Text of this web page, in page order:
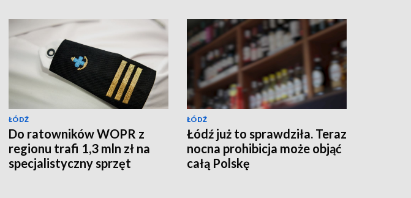
ŁÓDŹ
Do ratowników WOPR z
regionu trafi 1,3 mln zł na
specjalistyczny sprzęt
ŁÓDŹ
Łódź już to sprawdziła. Teraz
nocna prohibicja może objąć
całą Polskę